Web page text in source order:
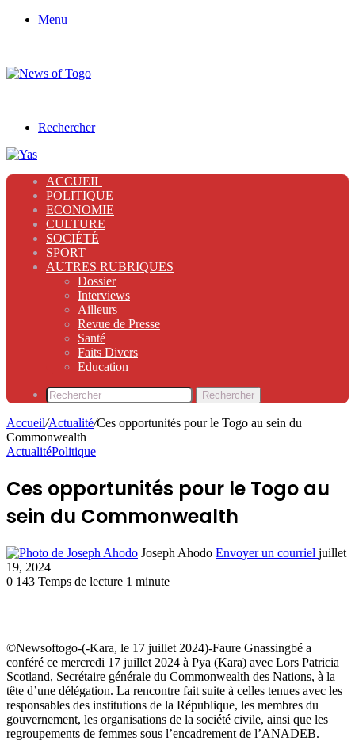
Menu
Rechercher
ACCUEIL
POLITIQUE
ECONOMIE
CULTURE
SOCIÉTÉ
SPORT
AUTRES RUBRIQUES
Dossier
Interviews
Ailleurs
Revue de Presse
Santé
Faits Divers
Education
Rechercher
Accueil/Actualité/Ces opportunités pour le Togo au sein du
Commonwealth
ActualitéPolitique
Ces opportunités pour le Togo au
sein du Commonwealth
Joseph Ahodo Envoyer un courriel juillet
19, 2024
0 143 Temps de lecture 1 minute
©Newsoftogo-(-Kara, le 17 juillet 2024)-Faure Gnassingbé a
conféré ce mercredi 17 juillet 2024 à Pya (Kara) avec Lors Patricia
Scotland, Secrétaire générale du Commonwealth des Nations, à la
tête d’une délégation. La rencontre fait suite à celles tenues avec les
responsables des institutions de la République, les membres du
gouvernement, les organisations de la société civile, ainsi que les
regroupements de femmes sous l’encadrement de l’ANADEB.